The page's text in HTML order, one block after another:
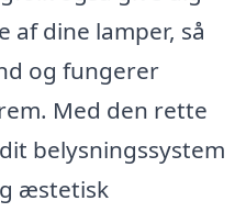
af dine lamper, så
og fungerer
Med den rette
belysningssystem
æstetisk